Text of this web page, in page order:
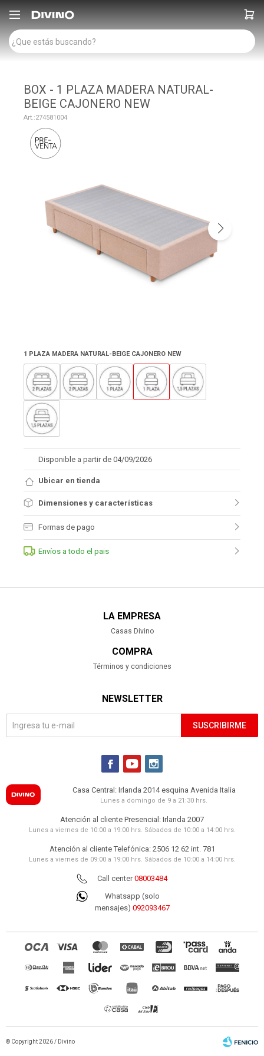

BOX - 1 PLAZA MADERA NATURAL-
BEIGE CAJONERO NEW
274581004
1 PLAZA MADERA NATURAL-BEIGE CAJONERO NEW
Disponible a partir de 04/09/2026
Ubicar en tienda
Dimensiones y características
Formas de pago
Envíos a todo el pais
LA EMPRESA
Casas Divino
COMPRA
Términos y condiciones
NEWSLETTER
SUSCRIBIRME
  
Casa Central: Irlanda 2014 esquina Avenida Italia
Lunes a domingo de 9 a 21:30 hrs.
Atención al cliente Presencial: Irlanda 2007
Lunes a viernes de 10:00 a 19:00 hrs. Sábados de 10:00 a 14:00 hrs.
Atención al cliente Telefónica: 2506 12 62 int. 781
Lunes a viernes de 09:00 a 19:00 hrs. Sábados de 10:00 a 14:00 hrs.
Call center08003484
Whatsapp (solo
mensajes) 092093467
© Copyright 2026 / Divino